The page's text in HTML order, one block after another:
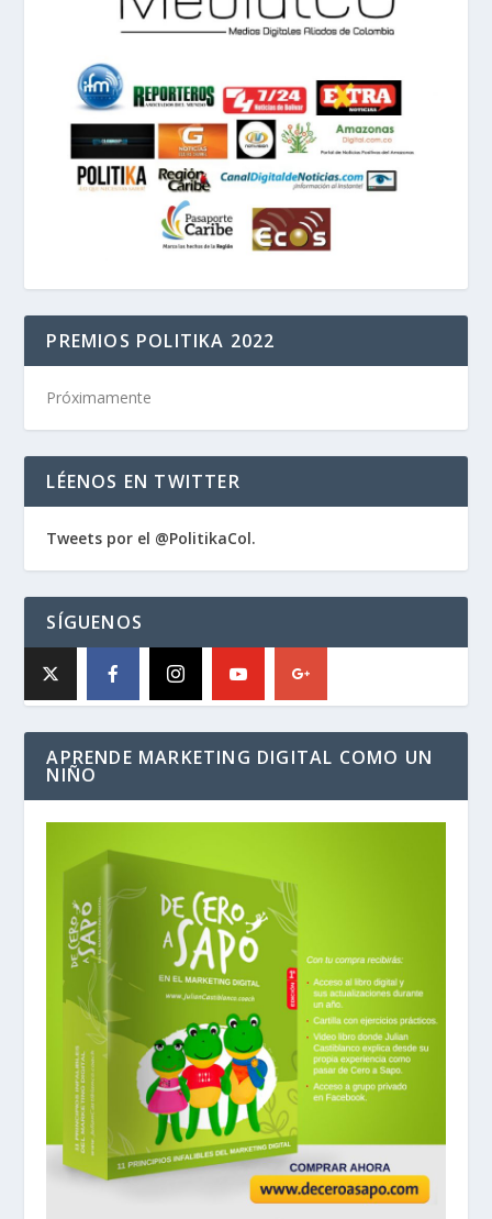
PREMIOS POLITIKA 2022
Próximamente
LÉENOS EN TWITTER
Tweets por el @PolitikaCol.
SÍGUENOS
APRENDE MARKETING DIGITAL COMO UN
NIÑO